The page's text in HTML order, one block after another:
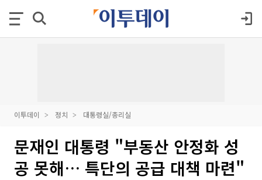
이투데이 정치 대통령실/총리실
문재인 대통령 "부동산 안정화 성
공 못해… 특단의 공급 대책 마련"